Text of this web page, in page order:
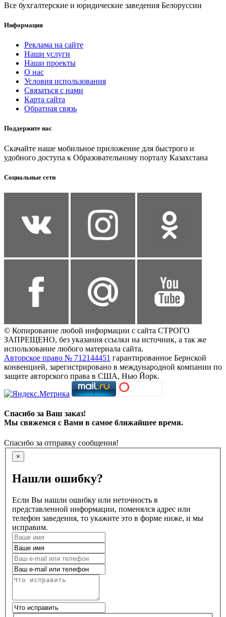
Все бухгалтерские и юридические заведения Белоруссии
Информация
Реклама на сайте
Наши услуги
Наши проекты
О нас
Условия использования
Связаться с нами
Карта сайта
Обратная связь
Поддержите нас
Скачайте наше мобильное приложение для быстрого и
удобного доступа к Образовательному порталу Казахстана
Социальные сети
© Копирование любой информации с сайта СТРОГО
ЗАПРЕЩЕНО, без указания ссылки на источник, а так же
использование любого материала сайта.
Авторское право № 712144451 гарантированное Бернской
конвенцией, зарегистрировано в международной компании по
защите авторского права в США, Нью Йорк.
Спасибо за Ваш заказ!
Мы свяжемся с Вами в самое ближайшее время.
Спасибо за отправку сообщения!
×
Нашли ошибку?
Если Вы нашли ошибку или неточность в
представленной информации, поменялся адрес или
телефон заведения, то укажите это в форме ниже, и мы
исправим.